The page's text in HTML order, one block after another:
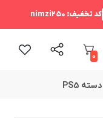
کد تخفیف: nimzi250
0
دسته PS5